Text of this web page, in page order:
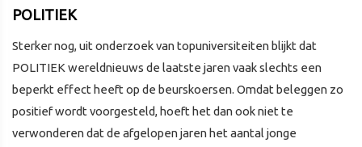
POLITIEK
Sterker nog, uit onderzoek van topuniversiteiten blijkt dat
POLITIEK wereldnieuws de laatste jaren vaak slechts een
beperkt effect heeft op de beurskoersen. Omdat beleggen zo
positief wordt voorgesteld, hoeft het dan ook niet te
verwonderen dat de afgelopen jaren het aantal jonge